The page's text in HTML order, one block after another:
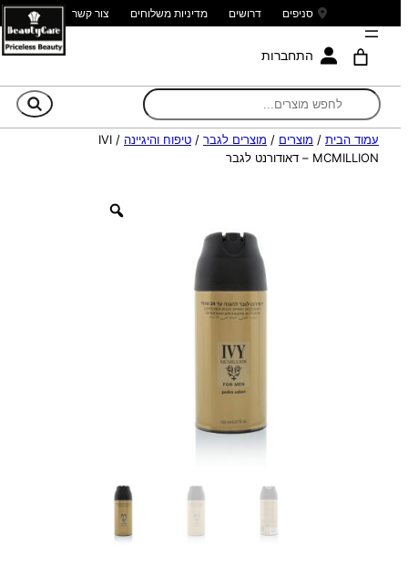
סניפים דרושים מדיניות משלוחים צור קשר
התחברות
עמוד הבית / מוצרים / מוצרים לגבר / טיפוח והיגיינה
/ IVI
MCMILLION – דאודורנט לגבר